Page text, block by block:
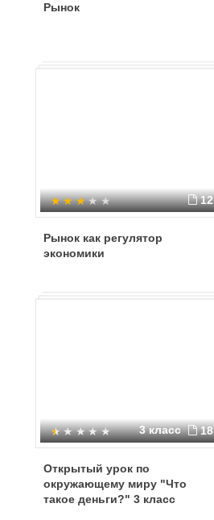
Рынок
12
Рынок как регулятор
экономики
3 класс 18
Открытый урок по
окружающему миру "Что
такое деньги?" 3 класс